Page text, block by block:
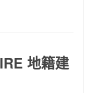
地籍建